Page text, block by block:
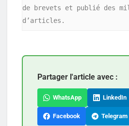
de brevets et publié des
d’articles.
Partager l'article avec :
WhatsApp LinkedIn
Facebook Telegram